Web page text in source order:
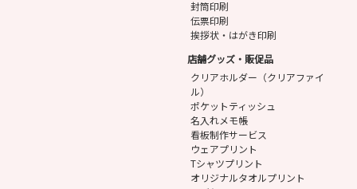
封筒印刷
伝票印刷
挨拶状・はがき印刷
店舗グッズ・販促品
クリアホルダー（クリアファイ
ル）
ポケットティッシュ
名入れメモ帳
看板制作サービス
ウェアプリント
Tシャツプリント
オリジナルタオルプリント